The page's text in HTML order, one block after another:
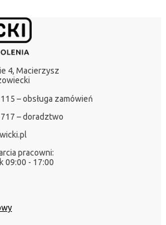
4, Macierzysz
– obsługa zamówień
– doradztwo
pracowni:
09:00 - 17:00